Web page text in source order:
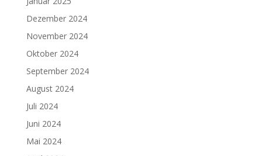
Dezember 2024
November 2024
Oktober 2024
September 2024
August 2024
Juli 2024
Juni 2024
Mai 2024